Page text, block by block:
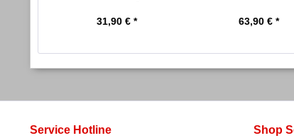
31,90 € *
63,90 € *
Service Hotline Shop